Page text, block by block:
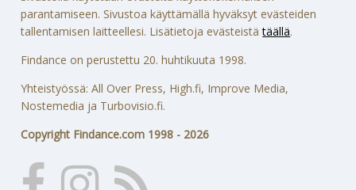
parantamiseen. Sivustoa käyttämällä hyväksyt evästeiden
tallentamisen laitteellesi. Lisätietoja evästeistätäällä.
Findance on perustettu 20. huhtikuuta 1998.
Yhteistyössä: All Over Press, High.fi, Improve Media,
Nostemedia ja Turbovisio.fi.
Copyright Findance.com 1998 - 2026